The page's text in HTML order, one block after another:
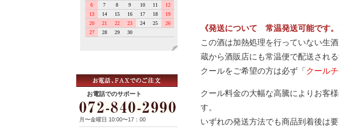
お電話でのサポート
月〜金曜日 10:00〜17：00
《発送について 常温発送可能です。
この酒は加熱処理を行っていない生
蔵から酒販店にも常温便で配送される
クールをご希望の方は必ず「 クール
クール料金の大幅な高騰によりお客
す。
いずれの発送方法でも商品到着後は